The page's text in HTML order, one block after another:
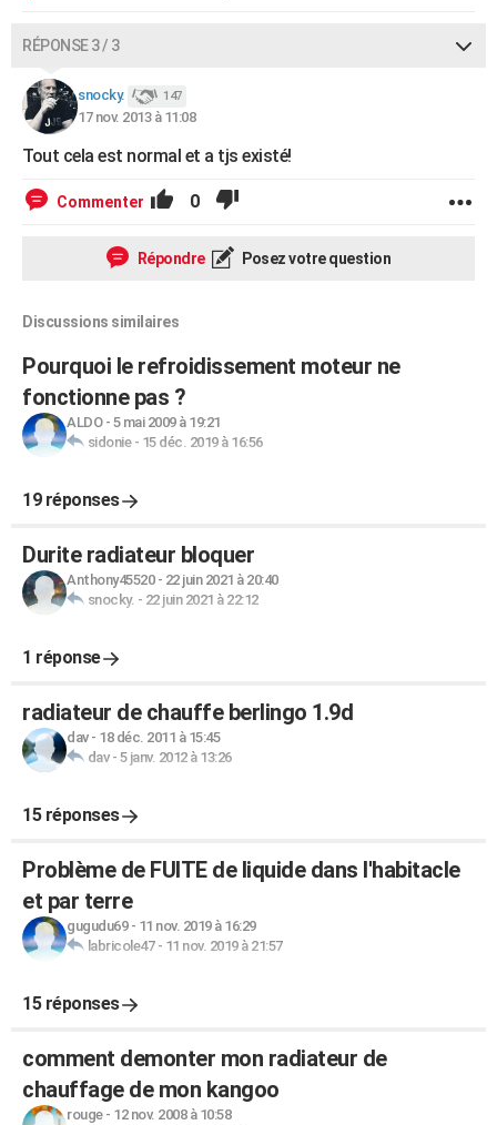
RÉPONSE 3 / 3
snocky. 147
17 nov. 2013 à 11:08
Tout cela est normal et a tjs existé!
Commenter 0
Répondre Posez votre question
Discussions similaires
Pourquoi le refroidissement moteur ne
fonctionne pas ?
ALDO- 5 mai 2009 à 19:21
sidonie- 15 déc. 2019 à 16:56
19 réponses
Durite radiateur bloquer
Anthony45520- 22 juin 2021 à 20:40
snocky. - 22 juin 2021 à 22:12
1 réponse
radiateur de chauffe berlingo 1.9d
dav- 18 déc. 2011 à 15:45
dav- 5 janv. 2012 à 13:26
15 réponses
Problème de FUITE de liquide dans l'habitacle
et par terre
gugudu69- 11 nov. 2019 à 16:29
labricole47- 11 nov. 2019 à 21:57
15 réponses
comment demonter mon radiateur de
chauffage de mon kangoo
rouge- 12 nov. 2008 à 10:58